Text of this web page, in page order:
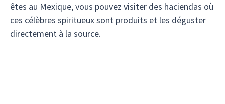
êtes au Mexique, vous pouvez visiter des haciendas où
ces célèbres spiritueux sont produits et les déguster
directement à la source.